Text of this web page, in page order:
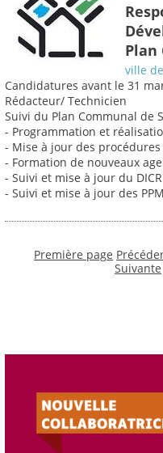
Plan
ville
Candidatures avant le 31
Rédacteur/ Technicien
Suivi du Plan Communal de
- Programmation et
- Mise à jour des
- Formation de nouveaux
- Suivi et mise à jour du
- Suivi et mise à jour des
Première page
Suivante